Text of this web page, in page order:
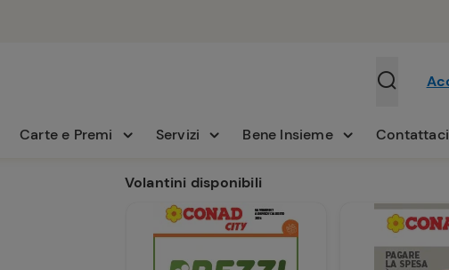
Carte e Premi Servizi Bene Insieme Contattaci
Volantini disponibili